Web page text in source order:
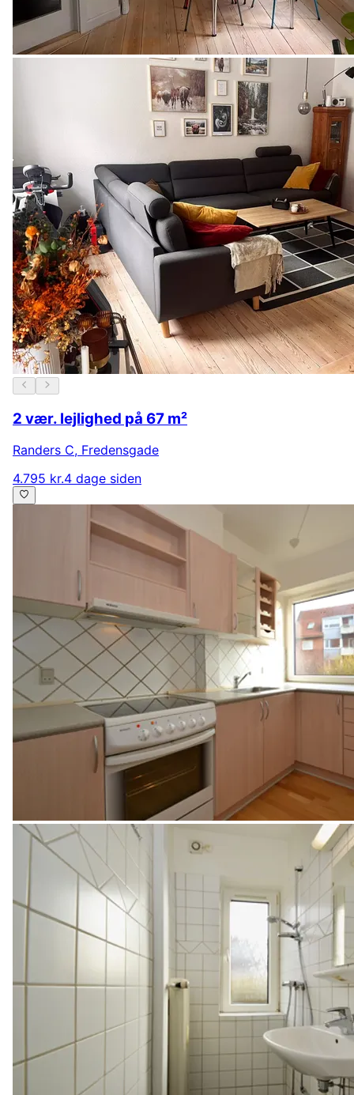
2 vær. lejlighed på 67 m²
Randers C, Fredensgade
4.795 kr.4 dage siden